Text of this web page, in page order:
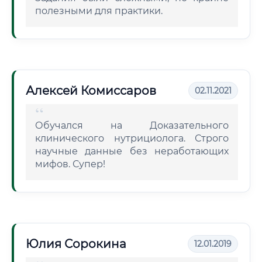
полезными для практики.
Алексей Комиссаров 02.11.2021
Обучался на Доказательного
клинического нутрициолога. Строго
научные данные без неработающих
мифов. Супер!
Юлия Сорокина 12.01.2019